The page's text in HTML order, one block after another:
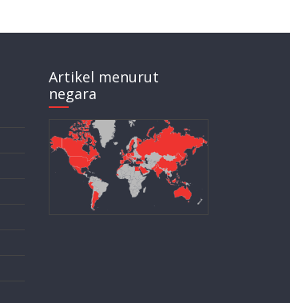
Artikel menurut
negara